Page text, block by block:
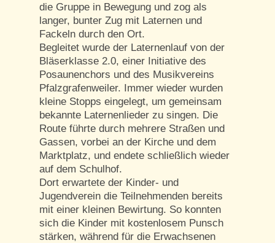
die Gruppe in Bewegung und zog als
langer, bunter Zug mit Laternen und
Fackeln durch den Ort.
Begleitet wurde der Laternenlauf von der
Bläserklasse 2.0, einer Initiative des
Posaunenchors und des Musikvereins
Pfalzgrafenweiler. Immer wieder wurden
kleine Stopps eingelegt, um gemeinsam
bekannte Laternenlieder zu singen. Die
Route führte durch mehrere Straßen und
Gassen, vorbei an der Kirche und dem
Marktplatz, und endete schließlich wieder
auf dem Schulhof.
Dort erwartete der Kinder- und
Jugendverein die Teilnehmenden bereits
mit einer kleinen Bewirtung. So konnten
sich die Kinder mit kostenlosem Punsch
stärken, während für die Erwachsenen